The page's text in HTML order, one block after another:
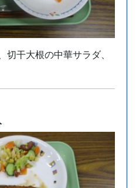
切干大根の中華サラダ、